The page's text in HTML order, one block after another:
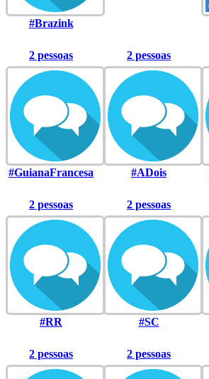
#Brazink
2 pessoas
#GuianaFrancesa
2 pessoas
#ADois
2 pessoas
#RR
2 pessoas
#SC
2 pessoas 2 pessoas